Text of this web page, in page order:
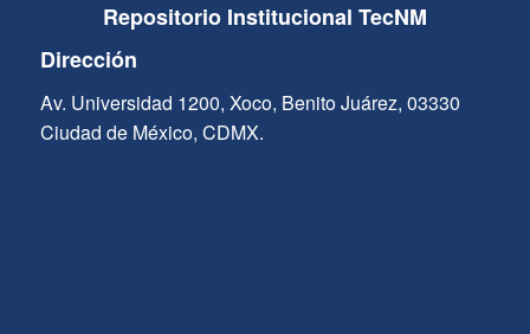
Repositorio Institucional TecNM
Dirección
Av. Universidad 1200, Xoco, Benito Juárez, 03330
Ciudad de México, CDMX.